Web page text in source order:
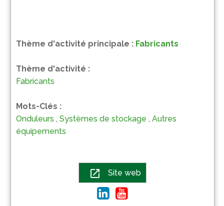
Thème d'activité principale : Fabricants
Thème d'activité :
Fabricants
Mots-Clés :
Onduleurs , Systèmes de stockage , Autres
équipements
open_in_new Site web